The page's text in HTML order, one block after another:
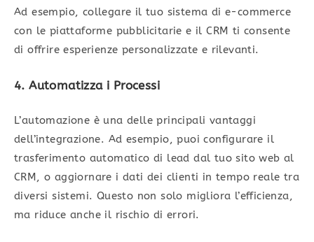
Ad esempio, collegare il tuo sistema di e-commerce
con le piattaforme pubblicitarie e il CRM ti consente
di offrire esperienze personalizzate e rilevanti.
4. Automatizza i Processi
L’automazione è una delle principali vantaggi
dell’integrazione. Ad esempio, puoi configurare il
trasferimento automatico di lead dal tuo sito web al
CRM, o aggiornare i dati dei clienti in tempo reale tra
diversi sistemi. Questo non solo migliora l’efficienza,
ma riduce anche il rischio di errori.